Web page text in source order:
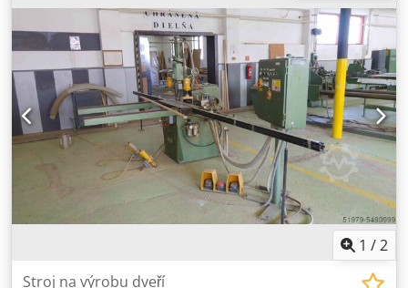
1 /2
Stroj na výrobu dveří